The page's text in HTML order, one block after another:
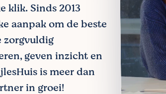
klik. Sinds 2013
aanpak om de beste
zorgvuldig
geven inzicht en
is meer dan
in groei!